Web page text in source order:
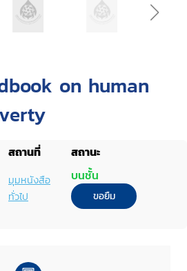
on human
สถานที่
สถานะ
มุมหนังสือ
ทั่วไป
บนชั้น
ขอยืม